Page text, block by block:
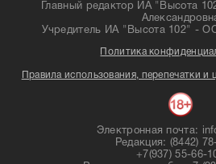
Главный редактор ИА "Высота
Учредитель ИА "Высота 102"
Политика
Правила использования, перепечатки и
Электронная почта:
Редакция: (8442)
+7(937) 55-66-